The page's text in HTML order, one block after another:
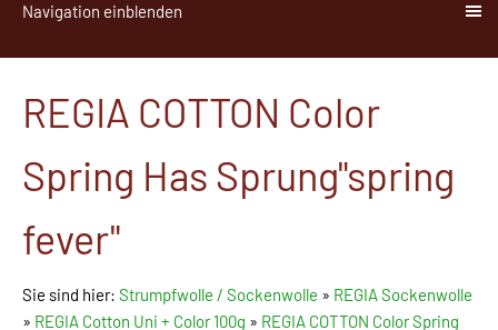
Navigation einblenden
REGIA COTTON Color
Spring Has Sprung"spring
fever"
Sie sind hier: Strumpfwolle / Sockenwolle » REGIA Sockenwolle
» REGIA Cotton Uni + Color 100g » REGIA COTTON Color Spring